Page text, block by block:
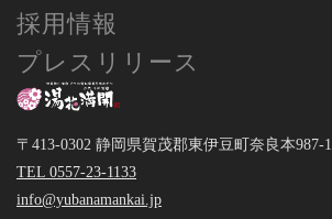
採用情報
プレスリリース
〒413-0302 静岡県賀茂郡東伊豆町奈良本987-1
TEL 0557-23-1133
info@yubanamankai.jp